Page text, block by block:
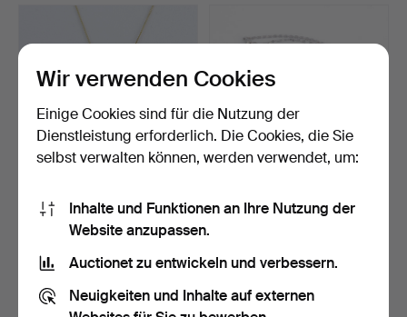
SOLITÄRANHÄNGER MIT
KETTE, 9 KARAT GOLD.
Beendet 19. Jul 2026
4 Gebote
CARTIER 18 KARAT
DIAMANTCOLLIER.
14 Gebote
Ausgewähltes
Wir verwenden Cookies
Einige Cookies sind für die Nutzung der
Dienstleistung erforderlich. Die Cookies, die Sie
selbst verwalten können, werden verwendet, um:
Inhalte und Funktionen an Ihre Nutzung der
Website anzupassen.
Auctionet zu entwickeln und verbessern.
Neuigkeiten und Inhalte auf externen